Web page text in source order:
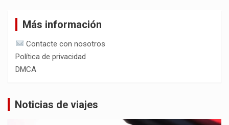
Más información
Contacte con nosotros
Política de privacidad
DMCA
Noticias de viajes